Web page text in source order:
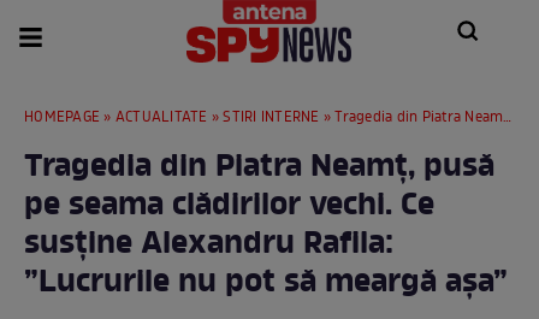
HOMEPAGE » ACTUALITATE »STIRI INTERNE » Tragedia din Piatra Neamț, pusă pe seama clădirilor vechi. Ce susține Alexandru Rafila: ”Lucrurile nu pot să meargă așa”
Tragedia din Piatra Neamț, pusă
pe seama clădirilor vechi. Ce
susține Alexandru Rafila:
”Lucrurile nu pot să meargă așa”